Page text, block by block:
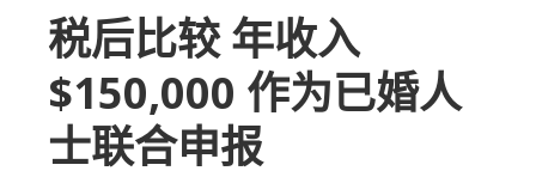
税后比较 年收入
$150,000 作为已婚人
士联合申报